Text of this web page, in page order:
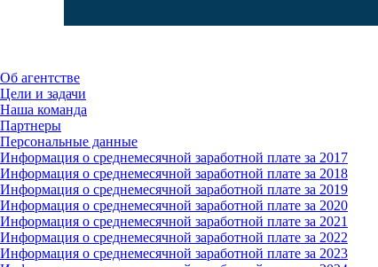
Об агентстве
Цели и задачи
Наша команда
Партнеры
Персональные данные
Информация о среднемесячной заработной плате за 2017
Информация о среднемесячной заработной плате за 2018
Информация о среднемесячной заработной плате за 2019
Информация о среднемесячной заработной плате за 2020
Информация о среднемесячной заработной плате за 2021
Информация о среднемесячной заработной плате за 2022
Информация о среднемесячной заработной плате за 2023